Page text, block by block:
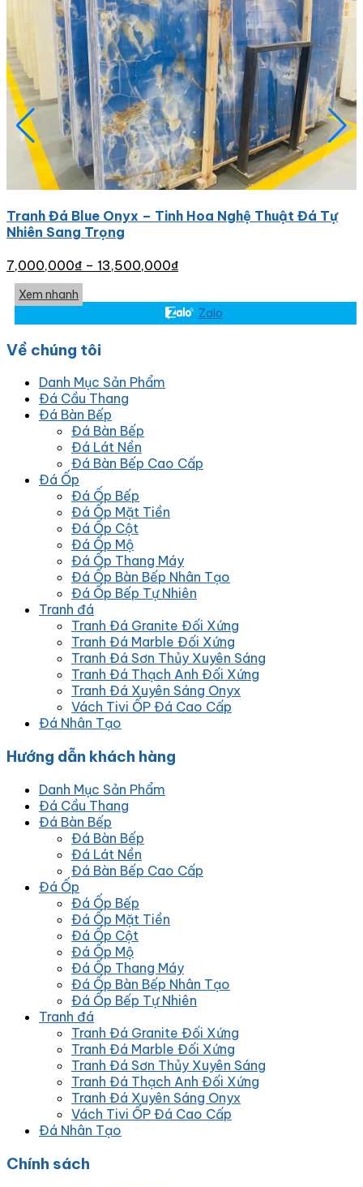
Tranh Đá Blue Onyx – Tinh Hoa Nghệ Thuật Đá Tự
Nhiên Sang Trọng
7,000,000₫ – 13,500,000₫
Xem nhanh
Zalo
Về chúng tôi
Danh Mục Sản Phẩm
Đá Cầu Thang
Đá Bàn Bếp
Đá Bàn Bếp
Đá Lát Nền
Đá Bàn Bếp Cao Cấp
Đá Ốp
Đá Ốp Bếp
Đá Ốp Mặt Tiền
Đá Ốp Cột
Đá Ốp Mộ
Đá Ốp Thang Máy
Đá Ốp Bàn Bếp Nhân Tạo
Đá Ốp Bếp Tự Nhiên
Tranh đá
Tranh Đá Granite Đối Xứng
Tranh Đá Marble Đối Xứng
Tranh Đá Sơn Thủy Xuyên Sáng
Tranh Đá Thạch Anh Đối Xứng
Tranh Đá Xuyên Sáng Onyx
Vách Tivi ỐP Đá Cao Cấp
Đá Nhân Tạo
Hướng dẫn khách hàng
Danh Mục Sản Phẩm
Đá Cầu Thang
Đá Bàn Bếp
Đá Bàn Bếp
Đá Lát Nền
Đá Bàn Bếp Cao Cấp
Đá Ốp
Đá Ốp Bếp
Đá Ốp Mặt Tiền
Đá Ốp Cột
Đá Ốp Mộ
Đá Ốp Thang Máy
Đá Ốp Bàn Bếp Nhân Tạo
Đá Ốp Bếp Tự Nhiên
Tranh đá
Tranh Đá Granite Đối Xứng
Tranh Đá Marble Đối Xứng
Tranh Đá Sơn Thủy Xuyên Sáng
Tranh Đá Thạch Anh Đối Xứng
Tranh Đá Xuyên Sáng Onyx
Vách Tivi ỐP Đá Cao Cấp
Đá Nhân Tạo
Chính sách